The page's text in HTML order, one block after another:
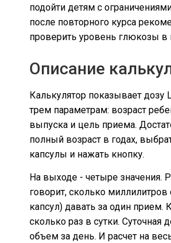
подойти детям с
после повторного курса
проверить уровень глюкозы в
Описание
Калькулятор показывает дозу
трем параметрам: возраст
выпуска и цель приема.
полный возраст в годах,
капсулы и нажать кнопку.
На выходе - четыре значения.
говорит, сколько миллилитров
капсул) давать за один прием.
сколько раз в сутки. Суточная
объем за день. И расчет на